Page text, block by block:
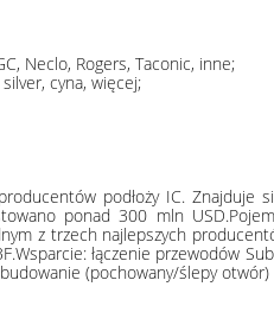
Neclo, Rogers, Taconic, inne;
cyna, więcej;
podłoży IC.
ponad 300 mln
z trzech najlepszych
łączenie przewodów
(pochowany/ślepy